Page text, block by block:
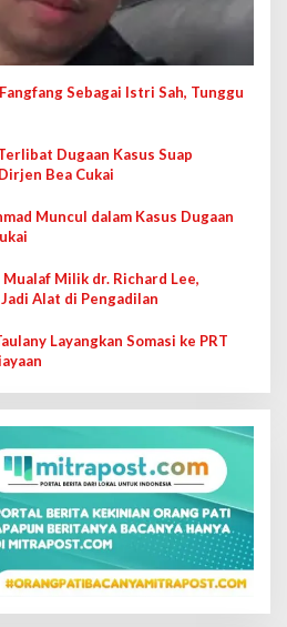
Sebagai Istri Sah, Tunggu
Dugaan Kasus Suap
Bea Cukai
Muncul dalam Kasus Dugaan
Milik dr. Richard Lee,
Alat di Pengadilan
Layangkan Somasi ke PRT